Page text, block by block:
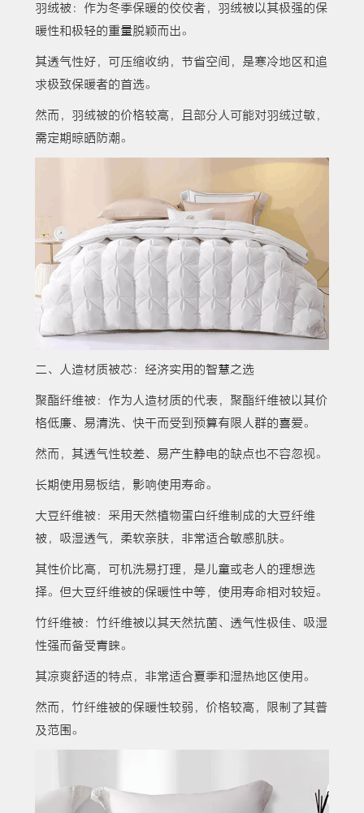
羽绒被：作为冬季保暖的佼佼者，羽绒被以其极强的保
暖性和极轻的重量脱颖而出。
其透气性好，可压缩收纳，节省空间，是寒冷地区和追
求极致保暖者的首选。
然而，羽绒被的价格较高，且部分人可能对羽绒过敏，
需定期晾晒防潮。
二、人造材质被芯：经济实用的智慧之选
聚酯纤维被：作为人造材质的代表，聚酯纤维被以其价
格低廉、易清洗、快干而受到预算有限人群的喜爱。
然而，其透气性较差、易产生静电的缺点也不容忽视。
长期使用易板结，影响使用寿命。
大豆纤维被：采用天然植物蛋白纤维制成的大豆纤维
被，吸湿透气，柔软亲肤，非常适合敏感肌肤。
其性价比高，可机洗易打理，是儿童或老人的理想选
择。但大豆纤维被的保暖性中等，使用寿命相对较短。
竹纤维被：竹纤维被以其天然抗菌、透气性极佳、吸湿
性强而备受青睐。
其凉爽舒适的特点，非常适合夏季和湿热地区使用。
然而，竹纤维被的保暖性较弱，价格较高，限制了其普
及范围。